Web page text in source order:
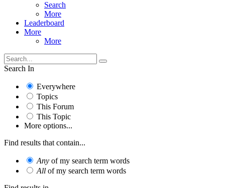
Search
More
Leaderboard
More
More
Search In
Everywhere
Topics
This Forum
This Topic
More options...
Find results that contain...
Any of my search term words
All of my search term words